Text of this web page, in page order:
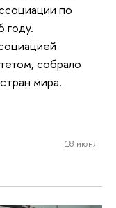
по
году.
собрало
мира.
18 июня